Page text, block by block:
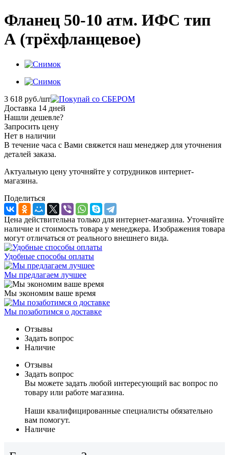
Фланец 50-10 атм. ИФС тип
А (трёхфланцевое)
3 618 руб./шт
Доставка 14 дней
Нашли дешевле?
Запросить цену
Нет в наличии
В течение часа с Вами свяжется наш менеджер для уточнения
деталей заказа.
Актуальную цену уточняйте у сотрудников интернет-
магазина.
Поделиться
Цена действительна только для интернет-магазина. Уточняйте
наличие и стоимость товара у менеджера. Изображения товара
могут отличаться от реального внешнего вида.
Удобные способы оплаты
Мы предлагаем лучшее
Мы экономим ваше время
Мы позаботимся о доставке
Отзывы
Задать вопрос
Наличие
Отзывы
Задать вопрос
Вы можете задать любой интересующий вас вопрос по
товару или работе магазина.
Наши квалифицированные специалисты обязательно
вам помогут.
Наличие